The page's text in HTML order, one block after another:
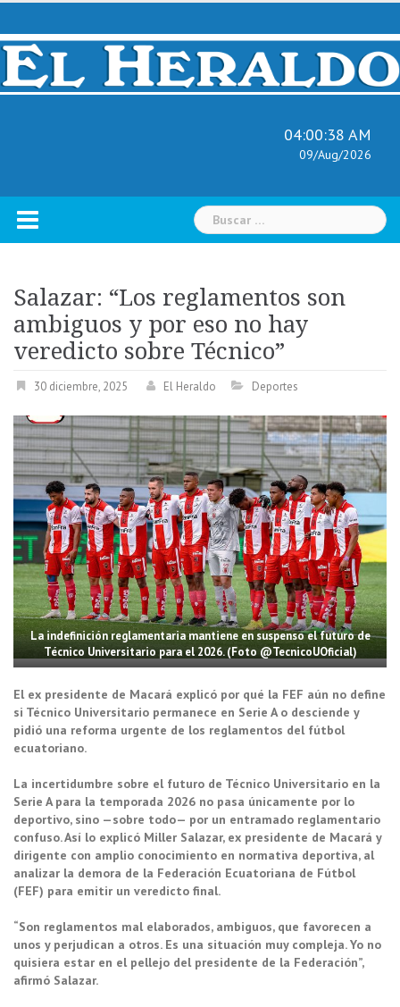
Skip
content
04:00:39 AM
09/Aug/2026
Buscar:
Salazar: “Los reglamentos son
ambiguos y por eso no hay
veredicto sobre Técnico”
30 diciembre, 2025 El Heraldo Deportes
La indefinición reglamentaria mantiene en suspenso el futuro de
Técnico Universitario para el 2026. (Foto @TecnicoUOficial)
El ex presidente de Macará explicó por qué la FEF aún no define
si Técnico Universitario permanece en Serie A o desciende y
pidió una reforma urgente de los reglamentos del fútbol
ecuatoriano.
La incertidumbre sobre el futuro de Técnico Universitario en la
Serie A para la temporada 2026 no pasa únicamente por lo
deportivo, sino —sobre todo— por un entramado reglamentario
confuso. Así lo explicó Miller Salazar, ex presidente de Macará y
dirigente con amplio conocimiento en normativa deportiva, al
analizar la demora de la Federación Ecuatoriana de Fútbol
(FEF) para emitir un veredicto final.
“Son reglamentos mal elaborados, ambiguos, que favorecen a
unos y perjudican a otros. Es una situación muy compleja. Yo no
quisiera estar en el pellejo del presidente de la Federación”,
afirmó Salazar.